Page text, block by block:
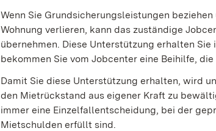
Wenn Sie Grundsicherungsleistungen
Wohnung verlieren, kann das zuständige
übernehmen. Diese Unterstützung erhalten
bekommen Sie vom Jobcenter eine Beihilfe,
Damit Sie diese Unterstützung erhalten, wird
den Mietrückstand aus eigener Kraft zu
immer eine Einzelfallentscheidung, bei der
Mietschulden erfüllt sind.